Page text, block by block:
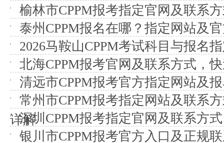
榆林市CPPM报考指定官网及联系
泰州CPPM报名在哪？指定网站及
2026马鞍山CPPM考试科目与报名
北海CPPM报考官网及联系方式，
清远市CPPM报考官方指定网站及
常州市CPPM报考指定网站及联系
详解
深圳CPPM报考指定官网及联系方
银川市CPPM报考官方入口及正规